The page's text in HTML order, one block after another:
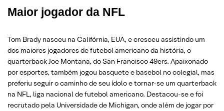
Maior jogador da NFL
Tom Brady nasceu na Califórnia, EUA, e cresceu assistindo um
dos maiores jogadores de futebol americano da história, o
quarterback Joe Montana, do San Francisco 49ers. Apaixonado
por esportes, também jogou basquete e basebol no colegial, mas
preferiu seguir o caminho de seu ídolo e tornar-se um quarterback
na NFL, liga nacional de futebol americano. Destacou-se e foi
recrutado pela Universidade de Michigan, onde além de jogar por